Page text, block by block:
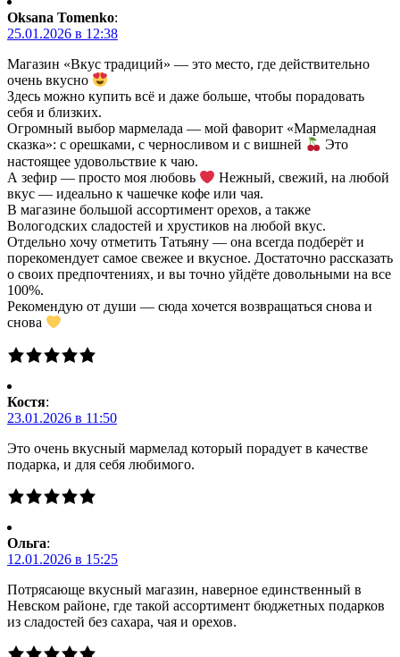
Oksana Tomenko:
25.01.2026 в 12:38
Магазин «Вкус традиций» — это место, где действительно
очень вкусно
Здесь можно купить всё и даже больше, чтобы порадовать
себя и близких.
Огромный выбор мармелада — мой фаворит «Мармеладная
сказка»: с орешками, с черносливом и с вишней
Это
настоящее удовольствие к чаю.
А зефир — просто моя любовь
Нежный, свежий, на любой
вкус — идеально к чашечке кофе или чая.
В магазине большой ассортимент орехов, а также
Вологодских сладостей и хрустиков на любой вкус.
Отдельно хочу отметить Татьяну — она всегда подберёт и
порекомендует самое свежее и вкусное. Достаточно рассказать
о своих предпочтениях, и вы точно уйдёте довольными на все
100%.
Рекомендую от души — сюда хочется возвращаться снова и
снова
Костя:
23.01.2026 в 11:50
Это очень вкусный мармелад который порадует в качестве
подарка, и для себя любимого.
Ольга:
12.01.2026 в 15:25
Потрясающе вкусный магазин, наверное единственный в
Невском районе, где такой ассортимент бюджетных подарков
из сладостей без сахара, чая и орехов.